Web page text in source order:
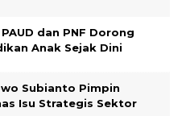
dan PNF Dorong
Anak Sejak Dini
Subianto Pimpin
Isu Strategis Sektor